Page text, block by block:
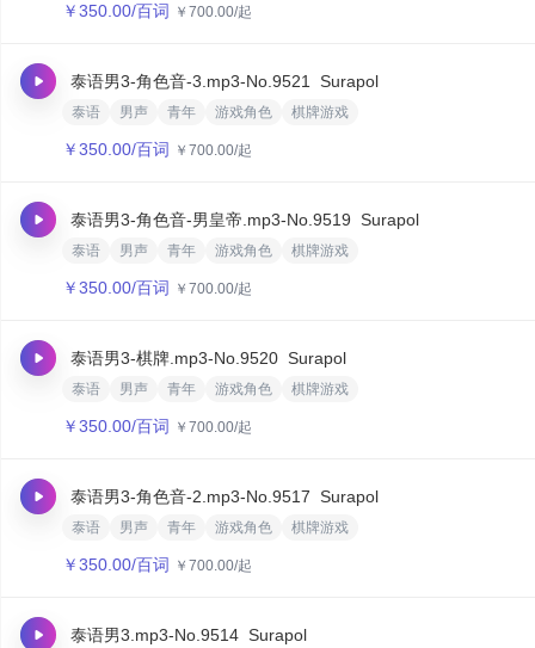
￥350.00/百词 ￥ 700.00/起
泰语男3-角色音-3.mp3-No.9521 Surapol
泰语 男声 青年 游戏角色 棋牌游戏
￥350.00/百词 ￥ 700.00/起
泰语男3-角色音-男皇帝.mp3-No.9519 Surapol
泰语 男声 青年 游戏角色 棋牌游戏
￥350.00/百词 ￥ 700.00/起
泰语男3-棋牌.mp3-No.9520 Surapol
泰语 男声 青年 游戏角色 棋牌游戏
￥350.00/百词 ￥ 700.00/起
泰语男3-角色音-2.mp3-No.9517 Surapol
泰语 男声 青年 游戏角色 棋牌游戏
￥350.00/百词 ￥ 700.00/起
泰语男3.mp3-No.9514 Surapol